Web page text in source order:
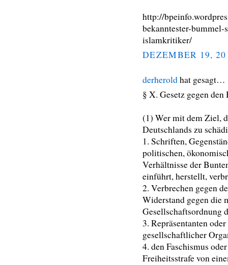
http://
bekanntester-
islamkritiker/
DEZEMBER 19,
derheroldhat gesagt…
§ X. Gesetz gegen den
(1) Wer mit dem Ziel,
Deutschlands zu
1. Schriften,
politischen,
Verhältnisse der
einführt, herstellt,
2. Verbrechen gegen
Widerstand gegen die
Gesellschaftsordnung
3. Repräsentanten
gesellschaftlicher
4. den Faschismus
Freiheitsstrafe von